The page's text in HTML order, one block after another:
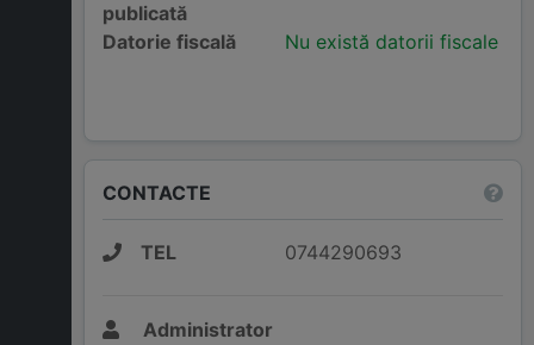
publicată
Datorie fiscală Nu există datorii fiscale
CONTACTE
TEL 0744290693
Administrator